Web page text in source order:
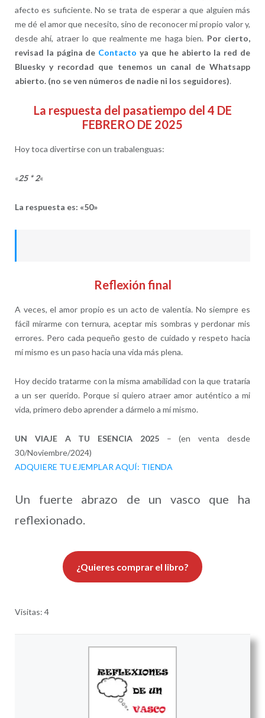
afecto es suficiente. No se trata de esperar a que alguien más
me dé el amor que necesito, sino de reconocer mi propio valor y,
desde ahí, atraer lo que realmente me haga bien. Por cierto,
revisad la página de Contacto ya que he abierto la red de
Bluesky y recordad que tenemos un canal de Whatsapp
abierto. (no se ven números de nadie ni los seguidores).
La respuesta del pasatiempo del 4 DE
FEBRERO DE 2025
Hoy toca divertirse con un trabalenguas:
«25 * 2«
La respuesta es: «50»
Reflexión final
A veces, el amor propio es un acto de valentía. No siempre es
fácil mirarme con ternura, aceptar mis sombras y perdonar mis
errores. Pero cada pequeño gesto de cuidado y respeto hacia
mí mismo es un paso hacia una vida más plena.
Hoy decido tratarme con la misma amabilidad con la que trataría
a un ser querido. Porque si quiero atraer amor auténtico a mi
vida, primero debo aprender a dármelo a mí mismo.
UN VIAJE A TU ESENCIA 2025– (en venta desde
30/Noviembre/2024)
ADQUIERE TU EJEMPLAR AQUÍ: TIENDA
Un fuerte abrazo de un vasco que ha
reflexionado.
¿Quieres comprar el libro?
Visitas: 4